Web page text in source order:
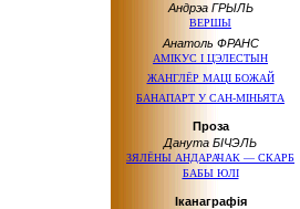
Андрэа ГРЫЛЬ
ВЕРШЫ
Анатоль ФРАНС
АМІКУС І ЦЭЛЕСТЫН
ЖАНГЛЁР МАЦІ БОЖАЙ
БАНАПАРТ У САН-МІНЬЯТА
Проза
Данута БІЧЭЛЬ
ЗЯЛЁНЫ АНДАРАЧАК — СКАРБ
БАБЫ ЮЛІ
Іканаграфія